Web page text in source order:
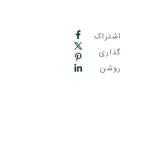
اشتراک
گذاری
روشن